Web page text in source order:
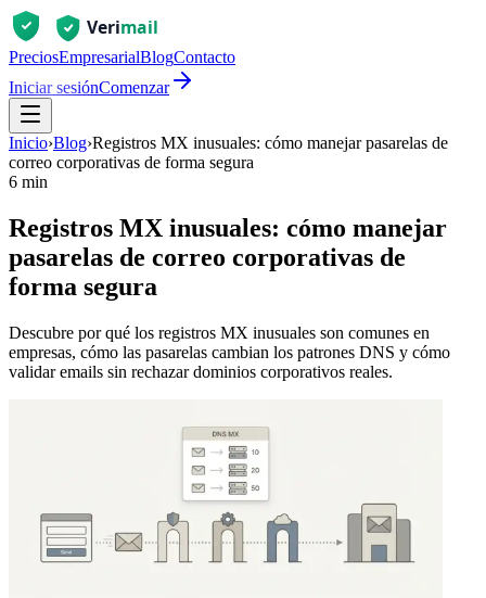
PreciosEmpresarialBlogContacto
Iniciar sesiónComenzar
Inicio›Blog›Registros MX inusuales: cómo manejar pasarelas de
correo corporativas de forma segura
6 min
Registros MX inusuales: cómo manejar
pasarelas de correo corporativas de
forma segura
Descubre por qué los registros MX inusuales son comunes en
empresas, cómo las pasarelas cambian los patrones DNS y cómo
validar emails sin rechazar dominios corporativos reales.